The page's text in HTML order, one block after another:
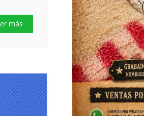
más